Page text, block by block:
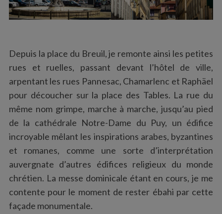
Depuis la place du Breuil, je remonte ainsi les petites
rues et ruelles, passant devant l’hôtel de ville,
arpentant les rues Pannesac, Chamarlenc et Raphäel
pour découcher sur la place des Tables. La rue du
même nom grimpe, marche à marche, jusqu’au pied
de la cathédrale Notre-Dame du Puy, un édifice
incroyable mêlant les inspirations arabes, byzantines
et romanes, comme une sorte d’interprétation
auvergnate d’autres édifices religieux du monde
chrétien. La messe dominicale étant en cours, je me
contente pour le moment de rester ébahi par cette
façade monumentale.